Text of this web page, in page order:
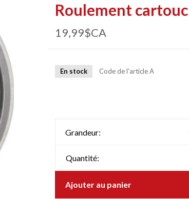
Roulement
19,99$CA
En stock Code de l'articleA
Grandeur:
Quantité:
Ajouter au panier